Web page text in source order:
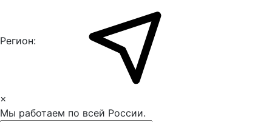
Регион:
×
Мы работаем по всей России.